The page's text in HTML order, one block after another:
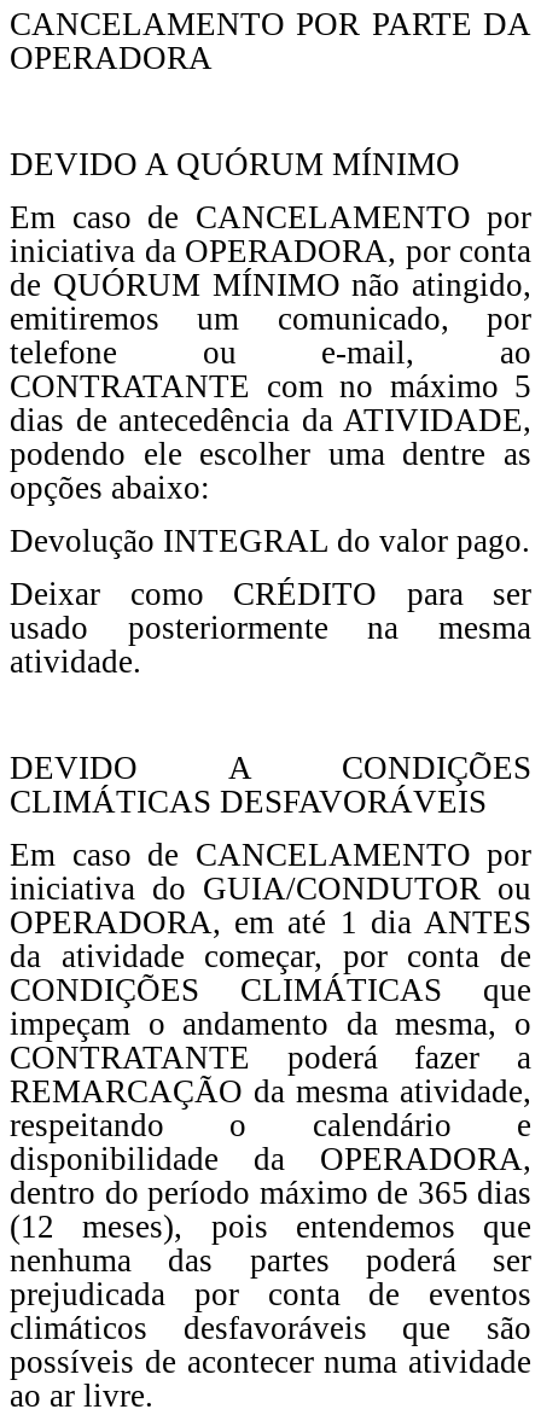
CANCELAMENTO POR PARTE DA
OPERADORA
DEVIDO A QUÓRUM MÍNIMO
Em caso de CANCELAMENTO por
iniciativa da OPERADORA, por conta
de QUÓRUM MÍNIMO não atingido,
emitiremos um comunicado, por
telefone ou e-mail, ao
CONTRATANTE com no máximo 5
dias de antecedência da ATIVIDADE,
podendo ele escolher uma dentre as
opções abaixo:
Devolução INTEGRAL do valor pago.
Deixar como CRÉDITO para ser
usado posteriormente na mesma
atividade.
DEVIDO A CONDIÇÕES
CLIMÁTICAS DESFAVORÁVEIS
Em caso de CANCELAMENTO por
iniciativa do GUIA/CONDUTOR ou
OPERADORA, em até 1 dia ANTES
da atividade começar, por conta de
CONDIÇÕES CLIMÁTICAS que
impeçam o andamento da mesma, o
CONTRATANTE poderá fazer a
REMARCAÇÃO da mesma atividade,
respeitando o calendário e
disponibilidade da OPERADORA,
dentro do período máximo de 365 dias
(12 meses), pois entendemos que
nenhuma das partes poderá ser
prejudicada por conta de eventos
climáticos desfavoráveis que são
possíveis de acontecer numa atividade
ao ar livre.